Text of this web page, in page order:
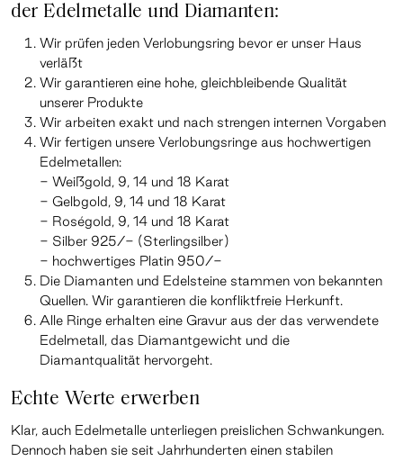
der Edelmetalle und Diamanten:
Wir prüfen jeden Verlobungsring bevor er unser Haus
verläßt
Wir garantieren eine hohe, gleichbleibende Qualität
unserer Produkte
Wir arbeiten exakt und nach strengen internen Vorgaben
Wir fertigen unsere Verlobungsringe aus hochwertigen
Edelmetallen:
- Weißgold, 9, 14 und 18 Karat
- Gelbgold, 9, 14 und 18 Karat
- Roségold, 9, 14 und 18 Karat
- Silber 925/- (Sterlingsilber)
- hochwertiges Platin 950/-
Die Diamanten und Edelsteine stammen von bekannten
Quellen. Wir garantieren die konfliktfreie Herkunft.
Alle Ringe erhalten eine Gravur aus der das verwendete
Edelmetall, das Diamantgewicht und die
Diamantqualität hervorgeht.
Echte Werte erwerben
Klar, auch Edelmetalle unterliegen preislichen Schwankungen.
Dennoch haben sie seit Jahrhunderten einen stabilen